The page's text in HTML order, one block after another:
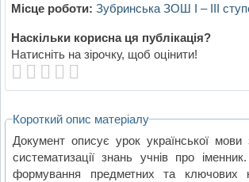
Місце роботи: Зубринська ЗОШ І – ІІІ
Наскільки корисна ця публікація?
Натисніть на зірочку, щоб оцінити!
Короткий опис матеріалу
Документ описує урок української мови
систематизації знань учнів про
формування предметних та ключових